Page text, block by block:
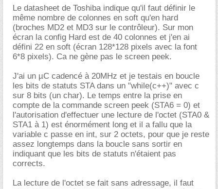
Le datasheet de Toshiba indique qu'il faut définir le
même nombre de colonnes en soft qu'en hard
(broches MD2 et MD3 sur le contrôleur). Sur mon
écran la config Hard est de 40 colonnes et j'en ai
défini 22 en soft (écran 128*128 pixels avec la font
6*8 pixels). Ca ne gène pas le screen peek.
J'ai un µC cadencé à 20MHz et je testais en boucle
les bits de statuts STA dans un "while(c++)" avec c
sur 8 bits (un char). Le temps entre la prise en
compte de la commande screen peek (STA6 = 0) et
l'autorisation d'effectuer une lecture de l'octet (STA0 &
STA1 à 1) est énormément long et il a fallu que la
variable c passe en int, sur 2 octets, pour que je reste
assez longtemps dans la boucle sans sortir en
indiquant que les bits de statuts n'étaient pas
corrects.
La lecture de l'octet se fait sans adressage, il faut